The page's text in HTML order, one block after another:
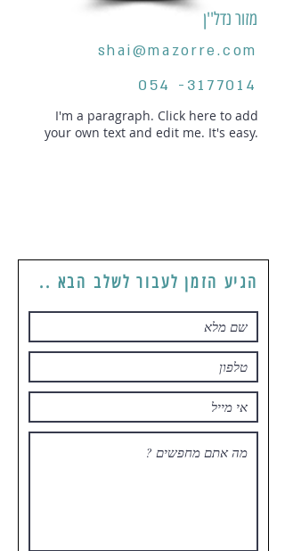
מזור נדל''ן
shai@mazorre.com
054 -3177014
I'm a paragraph. Click here to add
your own text and edit me. It's easy.
הגיע הזמן לעבור לשלב הבא ..